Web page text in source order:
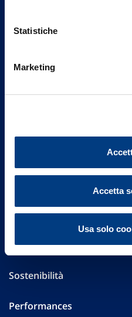
Statistiche
Marketing
Accetta
Usa solo
Vittoria Assicurazioni S.p.A.
Part. IVA 01329510158
FAQ
Altre informazioni
Sostenibilità
Performances